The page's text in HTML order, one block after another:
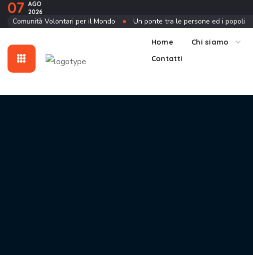
07 AGO
2026
Comunità Volontari per il Mondo ● Un ponte tra le persone ed i popoli
Home Chi siamo
Contatti
Contatti